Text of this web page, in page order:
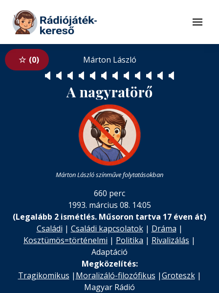
Tovább a tartalomhoz
Menü
0 Márton László
🔈 🔈 🔈 🔈 🔈 🔈 🔈 🔈 🔈 🔈 🔈 🔈
A nagyratörő
Márton László színműve folytatásokban
660 perc
1993. március 08. 14:05
(Legalább 2 ismétlés. Műsoron tartva 17 éven át)
Családi | Családi kapcsolatok| Dráma |
Kosztümös=történelmi | Politika | Rivalizálás |
Adaptáció
Megközelítés:
Tragikomikus | Moralizáló-filozófikus |Groteszk|
Magyar Rádió